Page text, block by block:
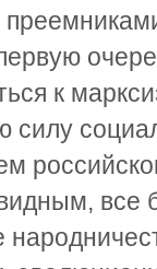
к
силу
все